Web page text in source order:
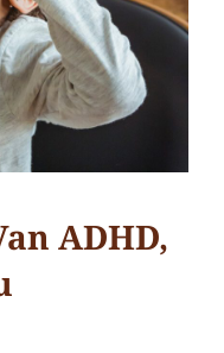
ADHD,